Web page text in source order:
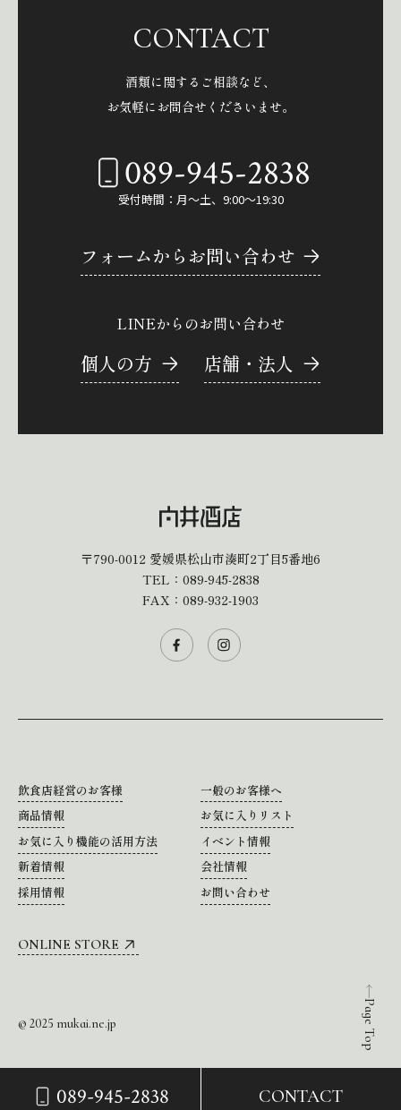
089-945-2838 CONTACT
Page Top
CONTACT
酒類に関するご相談など、
お気軽にお問合せくださいませ。
089-945-2838
受付時間：月～土、9:00～19:30
フォームからお問い合わせ
LINEからのお問い合わせ
個人の方 店舗・法人
〒790-0012 愛媛県松山市湊町2丁目5番地6
TEL： 089-945-2838
FAX：089-932-1903
飲食店経営のお客様
一般のお客様へ
商品情報
お気に入りリスト
お気に入り機能の活用方法
イベント情報
新着情報
会社情報
採用情報
お問い合わせ
ONLINE STORE
© 2025 mukai.ne.jp